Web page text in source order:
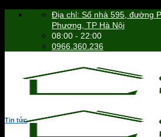
Skip
Địa chỉ: Số nhà 595, đường
Phương, TP Hà Nội
08:00 - 22:00
0966.360.236
Tin tức